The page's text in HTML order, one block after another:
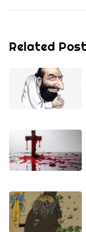
Related